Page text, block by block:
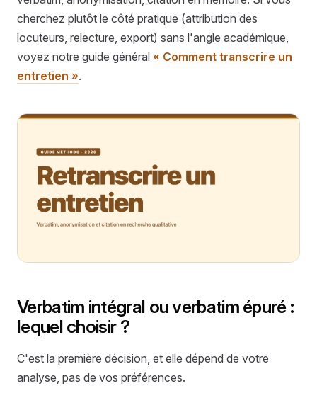
cherchez plutôt le côté pratique (attribution des
locuteurs, relecture, export) sans l'angle académique,
voyez notre guide général « Comment transcrire un
entretien ».
Verbatim intégral ou verbatim épuré :
lequel choisir ?
C'est la première décision, et elle dépend de votre
analyse, pas de vos préférences.